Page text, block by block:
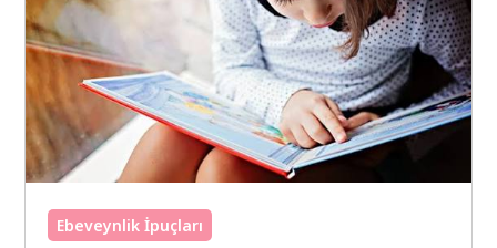
Ebeveynlik İpuçları